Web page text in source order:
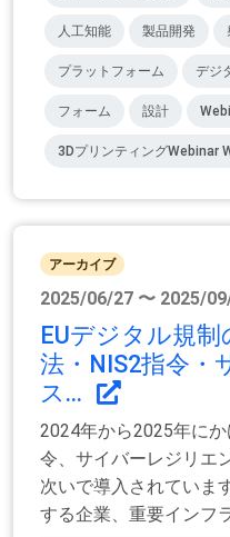
人工知能 製品開発
プラットフォーム デジ
フォーム 設計
3DプリンティングWebinar
アーカイブ
2025/06/27 〜 2025/
EUデジタル規
法・NIS2指令・
ス...
2024年から2025年に
令、サイバーレジリエ
次いで導入されていま
する企業、重要インフ